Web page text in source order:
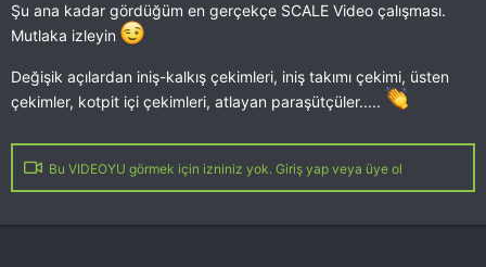
Şu ana kadar gördüğüm en gerçekçe SCALE Video çalışması.
Mutlaka izleyin
Değişik açılardan iniş-kalkış çekimleri, iniş takımı çekimi, üsten
çekimler, kotpit içi çekimleri, atlayan paraşütçüler.....
Bu VIDEOYU görmek için izniniz yok. Giriş yap veya üye ol